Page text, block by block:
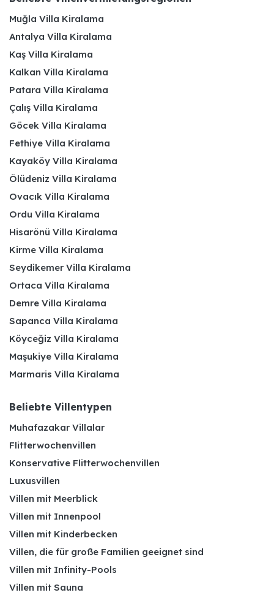
Muğla Villa Kiralama
Antalya Villa Kiralama
Kaş Villa Kiralama
Kalkan Villa Kiralama
Patara Villa Kiralama
Çalış Villa Kiralama
Göcek Villa Kiralama
Fethiye Villa Kiralama
Kayaköy Villa Kiralama
Ölüdeniz Villa Kiralama
Ovacık Villa Kiralama
Ordu Villa Kiralama
Hisarönü Villa Kiralama
Kirme Villa Kiralama
Seydikemer Villa Kiralama
Ortaca Villa Kiralama
Demre Villa Kiralama
Sapanca Villa Kiralama
Köyceğiz Villa Kiralama
Maşukiye Villa Kiralama
Marmaris Villa Kiralama
Beliebte Villentypen
Muhafazakar Villalar
Flitterwochenvillen
Konservative Flitterwochenvillen
Luxusvillen
Villen mit Meerblick
Villen mit Innenpool
Villen mit Kinderbecken
Villen, die für große Familien geeignet sind
Villen mit Infinity-Pools
Villen mit Sauna